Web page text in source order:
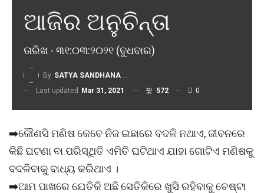
ଆଜିର ଅନୁଚିନ୍ତା
ତାରିଖ - ୩୧:୦୩:୨୦୨୧ (ବୁଧବାର)
By SATYA SANDHANA DESK
Last updated Mar 31, 2021 572 0
➡️କୌଣସି ମଣିଷ କେବେ ନିଜ ଇଛାରେ ବଦଳି ନଥାଏ, ଜୀବନରେ
କିଛି ଘଟଣା ବା ପରିସ୍ଥିତି ଏମିତି ଘଟିଥାଏ ଯାହା ଗୋଟିଏ ମଣିଷକୁ
ବଦଳିବାକୁ ବାଧ୍ୟ କରିଥାଏ ।
➡️ଆମ ପାଖରେ ଯେତିକି ଅଛି ସେତିକିରେ ଖୁସି ରହିବାକୁ ଚେଷ୍ଟା